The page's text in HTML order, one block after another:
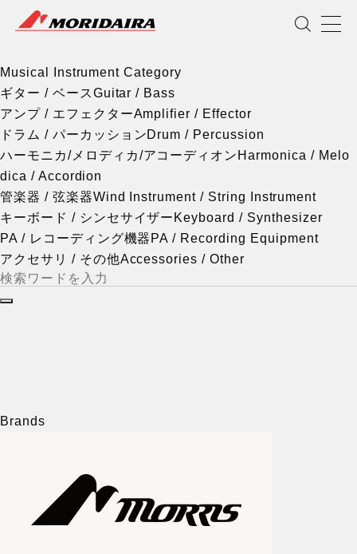
Musical Instrument Category
Scroll
Musical Instrument Category
ギター / ベースGuitar / Bass
アンプ / エフェクターAmplifier / Effector
ドラム / パーカッションDrum / Percussion
ハーモニカ/メロディカ/アコーディオン Harmonica / Melo
dica / Accordion
管楽器 / 弦楽器Wind Instrument / String Instrument
キーボード / シンセサイザー Keyboard / Synthesizer
PA / レコーディング機器 PA / Recording Equipment
アクセサリ / その他Accessories / Other
Brands